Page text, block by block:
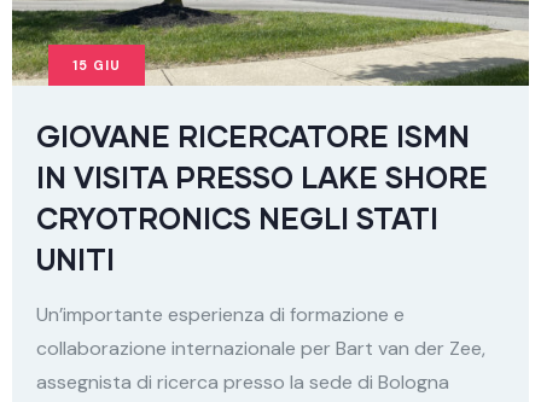
15 GIU
GIOVANE RICERCATORE ISMN
IN VISITA PRESSO LAKE SHORE
CRYOTRONICS NEGLI STATI
UNITI
Un’importante esperienza di formazione e
collaborazione internazionale per Bart van der Zee,
assegnista di ricerca presso la sede di Bologna